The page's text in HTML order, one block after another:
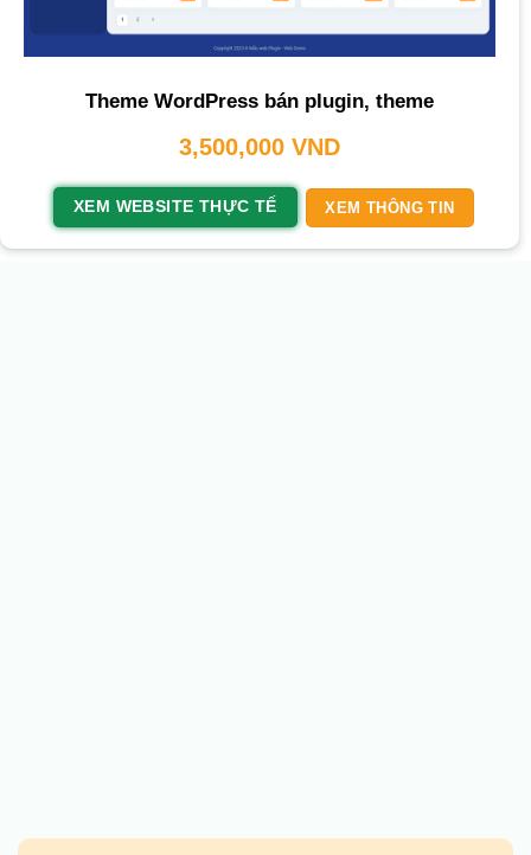
Theme WordPress bán plugin, theme
3,500,000 VND
XEM WEBSITE THỰC TẾ XEM THÔNG TIN